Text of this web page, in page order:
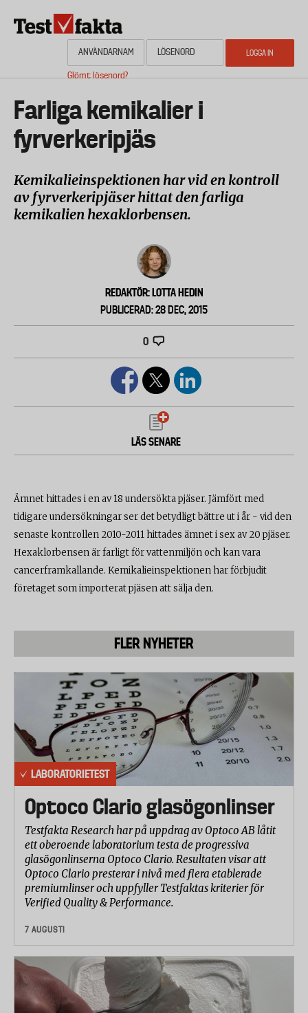
Glömt lösenord?
Media
Farliga kemikalier i
fyrverkeripjäs
Kemikalieinspektionen har vid en kontroll
av fyrverkeripjäser hittat den farliga
kemikalien hexaklorbensen.
REDAKTÖR: LOTTA HEDIN
PUBLICERAD: 28 DEC, 2015
0
LÄS SENARE
Ämnet hittades i en av 18 undersökta pjäser. Jämfört med
tidigare undersökningar ser det betydligt bättre ut i år - vid den
senaste kontrollen 2010-2011 hittades ämnet i sex av 20 pjäser.
Hexaklorbensen är farligt för vattenmiljön och kan vara
cancerframkallande. Kemikalieinspektionen har förbjudit
företaget som importerat pjäsen att sälja den.
FLER NYHETER
LABORATORIETEST
Optoco Clario glasögonlinser
Testfakta Research har på uppdrag av Optoco AB låtit
ett oberoende laboratorium testa de progressiva
glasögonlinserna Optoco Clario. Resultaten visar att
Optoco Clario presterar i nivå med flera etablerade
premiumlinser och uppfyller Testfaktas kriterier för
Verified Quality & Performance.
7 AUGUSTI